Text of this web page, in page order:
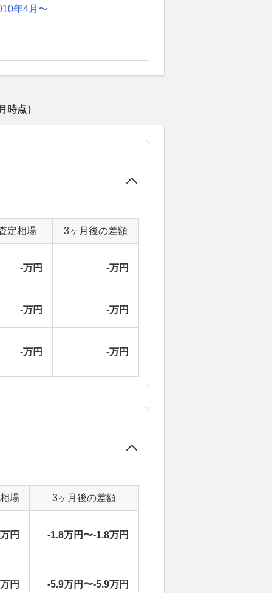
年4月〜
時点）
定相場 3ヶ月後の差額
-万円 -万円
-万円 -万円
-万円 -万円
場 3ヶ月後の差額
円 -1.8万円〜-1.8万円
円 -5.9万円〜-5.9万円